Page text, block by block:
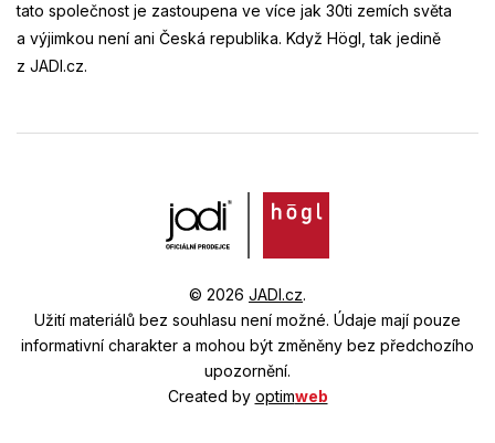
tato společnost je zastoupena ve více jak 30ti zemích světa
a výjimkou není ani Česká republika. Když Högl, tak jedině
z JADI.cz.
© 2026 JADI.cz.
Užití materiálů bez souhlasu není možné. Údaje mají pouze
informativní charakter a mohou být změněny bez předchozího
upozornění.
Created by optimweb